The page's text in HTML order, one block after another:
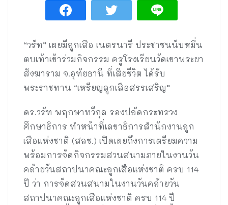
“วรัท” เผยมีลูกเสือ เนตรนารี ประชาชนนับหมื่น
ตบเท้าเข้าร่วมกิจกรรม ครูโรงเรียนวัดเขาพระยา
สังฆาราม จ.อุทัยธานี ที่เสียชีวิต ได้รับ
พระราชทาน “เหรียญลูกเสือสรรเสริญ”
ดร.วรัท พฤกษาทวีกุล รองปลัดกระทรวง
ศึกษาธิการ ทำหน้าที่เลขาธิการสำนักงานลูก
เสือแห่งชาติ (สลช.) เปิดเผยถึงการเตรียมความ
พร้อมการจัดกิจกรรมสวนสนามภายในงานวัน
คล้ายวันสถาปนาคณะลูกเสือแห่งชาติ ครบ 114
ปี ว่า การจัดสวนสนามในงานวันคล้ายวัน
สถาปนาคณะลูกเสือแห่งชาติ ครบ 114 ปี